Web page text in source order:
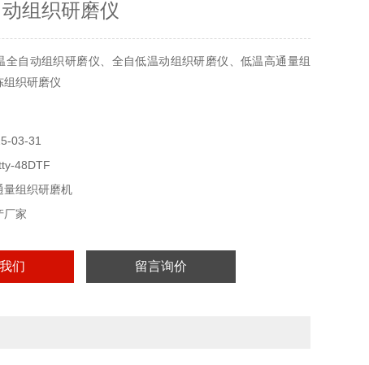
组织研磨仪
全自动组织研磨仪、全自低温动组织研磨仪、低温高通量组
组织研磨仪
03-31
48DTF
量组织研磨机
厂家
们 留言询价